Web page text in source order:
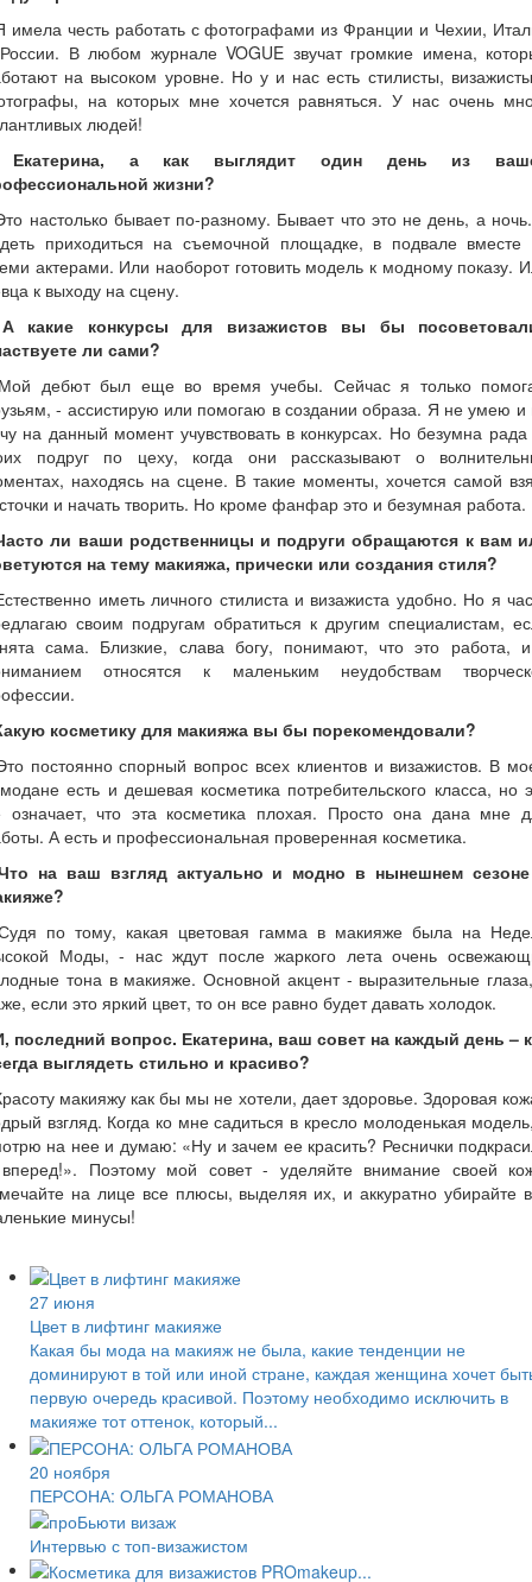
имела честь работать с фотографами из Франции и Чехии,
В любом журнале VOGUE звучат громкие имена,
на высоком уровне. Но у и нас есть стилисты,
на которых мне хочется равняться. У нас очень
людей!
а как выглядит один день из
жизни?
настолько бывает по-разному. Бывает что это не день, а
приходиться на съемочной площадке, в подвале вместе
актерами. Или наоборот готовить модель к модному показу.
к выходу на сцену.
какие конкурсы для визажистов вы бы
ли сами?
дебют был еще во время учебы. Сейчас я только
- ассистирую или помогаю в создании образа. Я не умею и
на данный момент учувствовать в конкурсах. Но безумна рада
подруг по цеху, когда они рассказывают о
находясь на сцене. В такие моменты, хочется самой
и начать творить. Но кроме фанфар это и безумная работа.
ли ваши родственницы и подруги обращаются к вам
на тему макияжа, прически или создания стиля?
иметь личного стилиста и визажиста удобно. Но я
своим подругам обратиться к другим специалистам,
сама. Близкие, слава богу, понимают, что это работа,
относятся к маленьким неудобствам
косметику для макияжа вы бы порекомендовали?
постоянно спорный вопрос всех клиентов и визажистов. В
есть и дешевая косметика потребительского класса, но
означает, что эта косметика плохая. Просто она дана мне
А есть и профессиональная проверенная косметика.
на ваш взгляд актуально и модно в нынешнем
по тому, какая цветовая гамма в макияже была на
Моды, - нас ждут после жаркого лета очень
тона в макияже. Основной акцент - выразительные
если это яркий цвет, то он все равно будет давать холодок.
последний вопрос. Екатерина, ваш совет на каждый день –
выглядеть стильно и красиво?
макияжу как бы мы не хотели, дает здоровье. Здоровая
взгляд. Когда ко мне садиться в кресло молоденькая
на нее и думаю: «Ну и зачем ее красить? Реснички
Поэтому мой совет - уделяйте внимание своей
на лице все плюсы, выделяя их, и аккуратно убирайте
минусы!
27 июня
Цвет в лифтинг макияже
Какая бы мода на макияж не была, какие тенденции не
доминируют в той или иной стране, каждая женщина хочет
первую очередь красивой. Поэтому необходимо исключить в
макияже тот оттенок, который...
20 ноября
ПЕРСОНА: ОЛЬГА РОМАНОВА
Интервью с топ-визажистом